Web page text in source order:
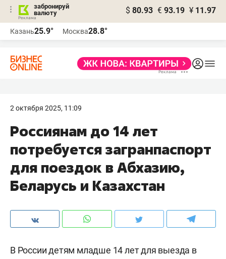
забронируй
валюту
$ 80.93 € 93.19 ¥ 11.97
Казань25.9° Москва28.8°
2 октября 2025, 11:09
Россиянам до 14 лет
потребуется загранпаспорт
для поездок в Абхазию,
Беларусь и Казахстан
В России детям младше 14 лет для выезда в